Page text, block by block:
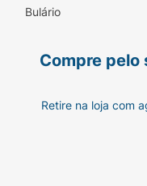
1 Pote de
1 Frasco de
Folheto
Bulário
Compre pelo
Retire na loja com